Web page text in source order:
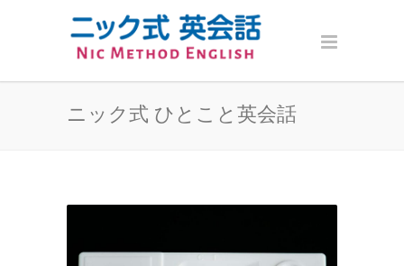
ニック式 ひとこと英会話